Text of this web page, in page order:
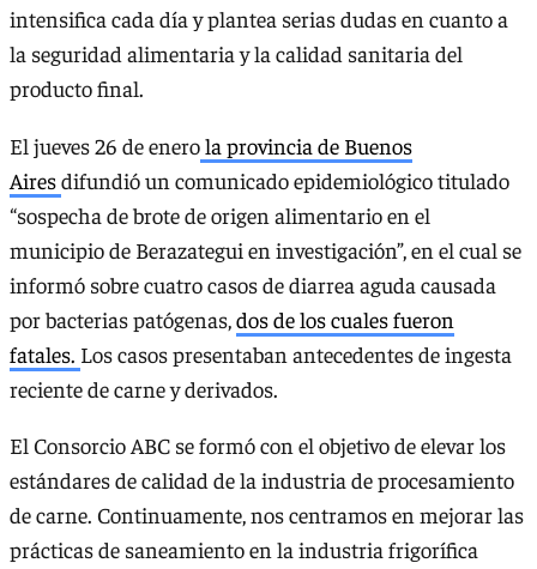
intensifica cada día y plantea serias dudas en cuanto a
la seguridad alimentaria y la calidad sanitaria del
producto final.
El jueves 26 de enerola provincia de Buenos
Airesdifundió un comunicado epidemiológico titulado
“sospecha de brote de origen alimentario en el
municipio de Berazategui en investigación”, en el cual se
informó sobre cuatro casos de diarrea aguda causada
por bacterias patógenas,dos de los cuales fueron
fatales. Los casos presentaban antecedentes de ingesta
reciente de carne y derivados.
El Consorcio ABC se formó con el objetivo de elevar los
estándares de calidad de la industria de procesamiento
de carne. Continuamente, nos centramos en mejorar las
prácticas de saneamiento en la industria frigorífica